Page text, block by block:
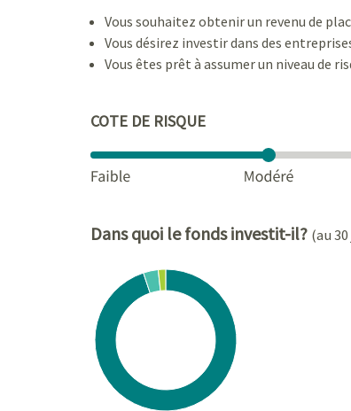
Vous souhaitez obtenir un revenu de
Vous désirez investir dans des
Vous êtes prêt à assumer un niveau de
COTE DE RISQUE
Dans quoi le fonds investit-il? (au
Chart
Pie chart with 3 slices.
View as data table, Chart